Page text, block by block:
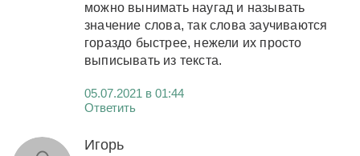
можно вынимать наугад и называть
значение слова, так слова заучиваются
гораздо быстрее, нежели их просто
выписывать из текста.
05.07.2021 в 01:44
Ответить
Игорь